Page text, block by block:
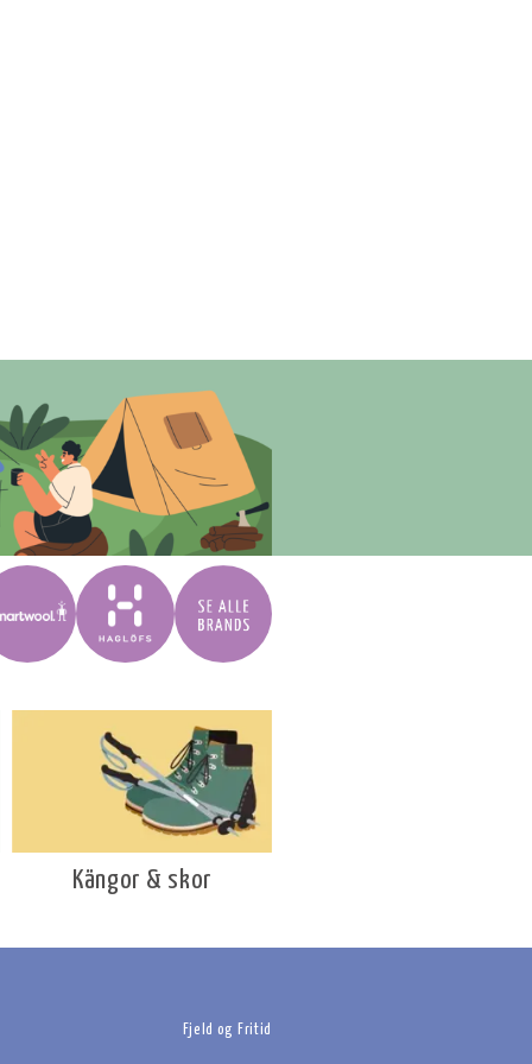
planering och navigering i fjällen.
hög precision
Kängor & skor
Fjeld og Fritid